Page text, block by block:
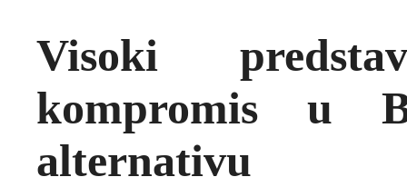
Visoki
kompromis u
alternativu